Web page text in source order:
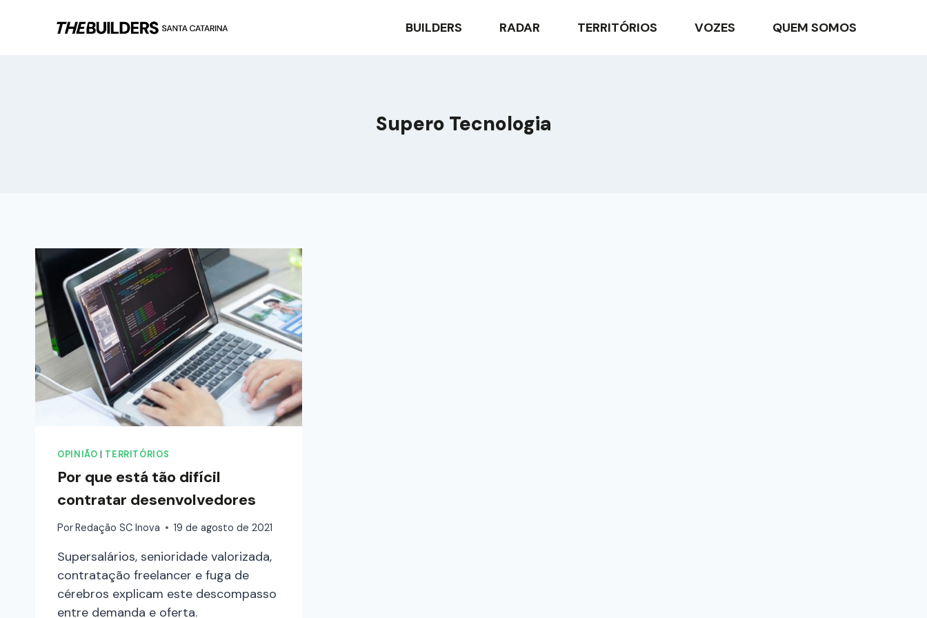
BUILDERS RADAR TERRITÓRIOS VOZES QUEM SOMOS
Supero Tecnologia
OPINIÃO TERRITÓRIOS
Por que está tão difícil
contratar desenvolvedores
PorRedação SC Inova 19 de agosto de 2021
Supersalários, senioridade valorizada,
contratação freelancer e fuga de
cérebros explicam este descompasso
entre demanda e oferta.